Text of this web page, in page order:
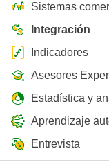
Sistemas
Integración
Indicadores
Asesores
Estadística y
Aprendizaje
Entrevista